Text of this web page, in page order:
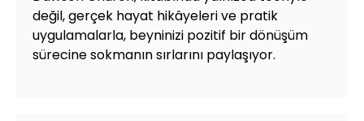
değil, gerçek hayat hikâyeleri ve pratik
uygulamalarla, beyninizi pozitif bir dönüşüm
sürecine sokmanın sırlarını paylaşıyor.